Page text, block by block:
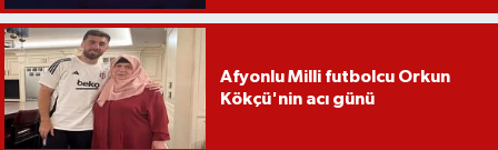
Afyonlu Milli futbolcu Orkun
Kökçü'nin acı günü